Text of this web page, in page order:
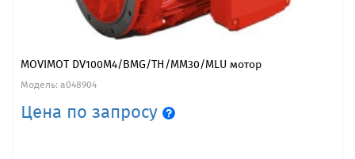
MOVIMOT DV100M4/BMG/TH/MM30/MLU мотор
Модель: a048904
Цена по запросу